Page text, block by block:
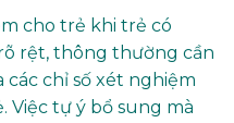
cho trẻ khi trẻ có
rệt, thông thường cần
các chỉ số xét nghiệm
Việc tự ý bổ sung mà